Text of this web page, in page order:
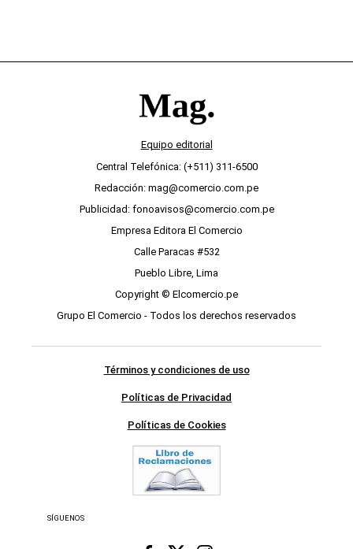
Equipo editorial
Central Telefónica: (+511) 311-6500
Redacción: mag@comercio.com.pe
Publicidad: fonoavisos@comercio.com.pe
Empresa Editora El Comercio
Calle Paracas #532
Pueblo Libre, Lima
Copyright © Elcomercio.pe
Grupo El Comercio - Todos los derechos reservados
Términos y condiciones de uso
Políticas de Privacidad
Políticas de Cookies
SÍGUENOS